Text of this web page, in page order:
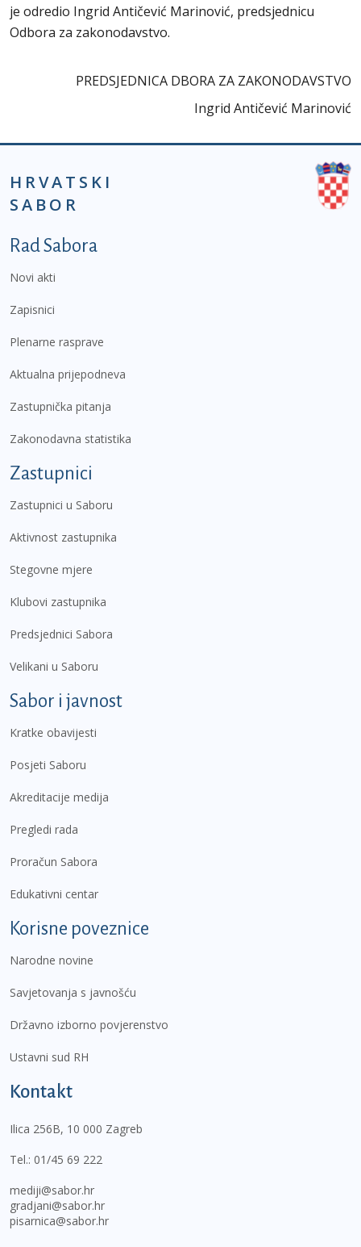
je odredio Ingrid Antičević Marinović, predsjednicu
Odbora za zakonodavstvo.
PREDSJEDNICA DBORA ZA ZAKONODAVSTVO
Ingrid Antičević Marinović
HRVATSKI
SABOR
Podnožje prvi izbornik
Rad Sabora
Novi akti
Zapisnici
Plenarne rasprave
Aktualna prijepodneva
Zastupnička pitanja
Zakonodavna statistika
Zastupnici
Zastupnici u Saboru
Aktivnost zastupnika
Stegovne mjere
Klubovi zastupnika
Predsjednici Sabora
Velikani u Saboru
Sabor i javnost
Kratke obavijesti
Posjeti Saboru
Akreditacije medija
Pregledi rada
Proračun Sabora
Edukativni centar
Korisne poveznice
Narodne novine
Savjetovanja s javnošću
Državno izborno povjerenstvo
Ustavni sud RH
Kontakt
Ilica 256B, 10 000 Zagreb
Tel.: 01/45 69 222
mediji@sabor.hr
gradjani@sabor.hr
pisarnica@sabor.hr